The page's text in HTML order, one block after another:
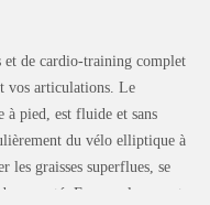
de cardio-training complet
vos articulations. Le
à pied, est fluide et sans
du vélo elliptique à
les graisses superflues, se
sa santé. En remplacement